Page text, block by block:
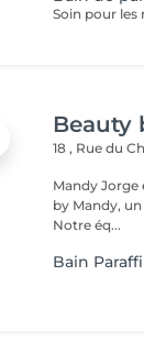
Beauty
18 , Rue du
Mandy Jorge
by Mandy,
Notre éq...
Bain